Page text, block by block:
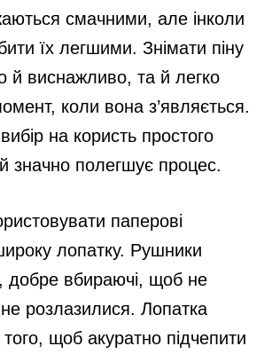
смачними, але інколи
їх легшими. Знімати піну
й виснажливо, та й легко
коли вона з’являється.
на користь простого
значно полегшує процес.
паперові
лопатку. Рушники
добре вбираючі, щоб не
розлазилися. Лопатка
щоб акуратно підчепити